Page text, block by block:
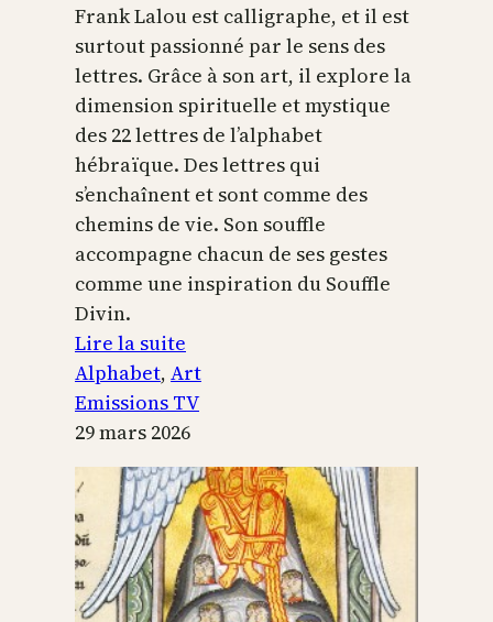
Frank Lalou est calligraphe, et il est
surtout passionné par le sens des
lettres. Grâce à son art, il explore la
dimension spirituelle et mystique
des 22 lettres de l’alphabet
hébraïque. Des lettres qui
s’enchaînent et sont comme des
chemins de vie. Son souffle
accompagne chacun de ses gestes
comme une inspiration du Souffle
Divin.
Lire la suite
L’alphabet
sacré
Alphabet, Art
Emissions TV
29 mars 2026